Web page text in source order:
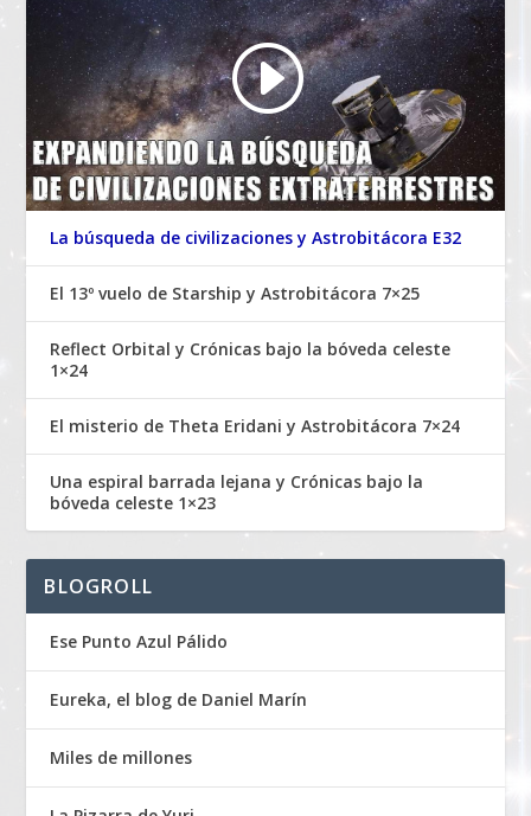
La búsqueda de civilizaciones y Astrobitácora E32
El 13º vuelo de Starship y Astrobitácora 7×25
Reflect Orbital y Crónicas bajo la bóveda celeste
1×24
El misterio de Theta Eridani y Astrobitácora 7×24
Una espiral barrada lejana y Crónicas bajo la
bóveda celeste 1×23
BLOGROLL
Ese Punto Azul Pálido
Eureka, el blog de Daniel Marín
Miles de millones